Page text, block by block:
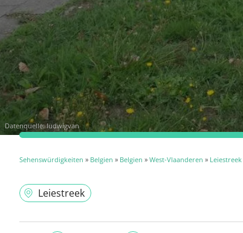
Datenquelle:ludwigvan
Sehenswürdigkeiten » Belgien » Belgien » West-Vlaanderen » Leiestreek
Leiestreek